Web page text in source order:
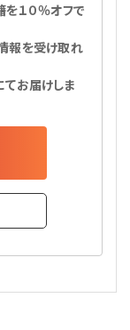
１０％オフで
報を受け取れ
お届けしま